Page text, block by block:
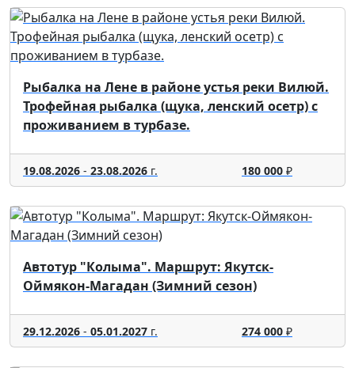
Рыбалка на Лене в районе устья реки Вилюй.
Трофейная рыбалка (щука, ленский осетр) с
проживанием в турбазе.
19.08.2026 - 23.08.2026 г. 180 000₽
Автотур "Колыма". Маршрут: Якутск-
Оймякон-Магадан (Зимний сезон)
29.12.2026 - 05.01.2027 г. 274 000₽